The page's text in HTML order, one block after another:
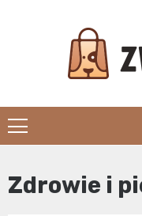
Zdrowie i